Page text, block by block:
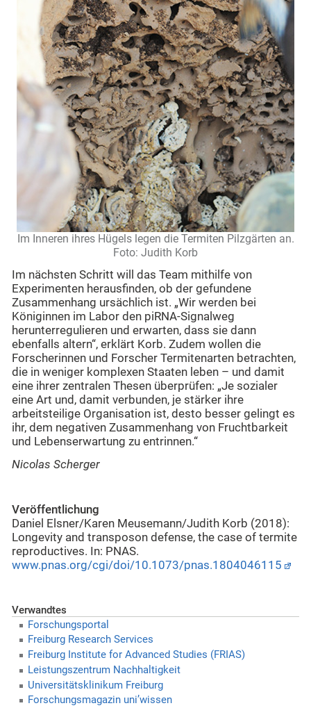
Im Inneren ihres Hügels legen die Termiten Pilzgärten an.
Foto: Judith Korb
Im nächsten Schritt will das Team mithilfe von
Experimenten herausfinden, ob der gefundene
Zusammenhang ursächlich ist. „Wir werden bei
Königinnen im Labor den piRNA-Signalweg
herunterregulieren und erwarten, dass sie dann
ebenfalls altern“, erklärt Korb. Zudem wollen die
Forscherinnen und Forscher Termitenarten betrachten,
die in weniger komplexen Staaten leben – und damit
eine ihrer zentralen Thesen überprüfen: „Je sozialer
eine Art und, damit verbunden, je stärker ihre
arbeitsteilige Organisation ist, desto besser gelingt es
ihr, dem negativen Zusammenhang von Fruchtbarkeit
und Lebenserwartung zu entrinnen.“
Nicolas Scherger
Veröffentlichung
Daniel Elsner/Karen Meusemann/Judith Korb (2018):
Longevity and transposon defense, the case of termite
reproductives. In: PNAS.
www.pnas.org/cgi/doi/10.1073/pnas.1804046115
Verwandtes
Forschungsportal
Freiburg Research Services
Freiburg Institute for Advanced Studies (FRIAS)
Leistungszentrum Nachhaltigkeit
Universitätsklinikum Freiburg
Forschungsmagazin uni’wissen